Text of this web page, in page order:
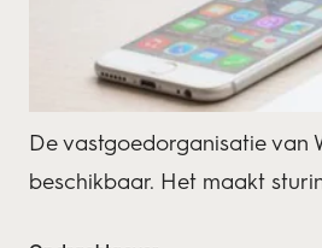
De vastgoedorganisatie van
beschikbaar. Het maakt